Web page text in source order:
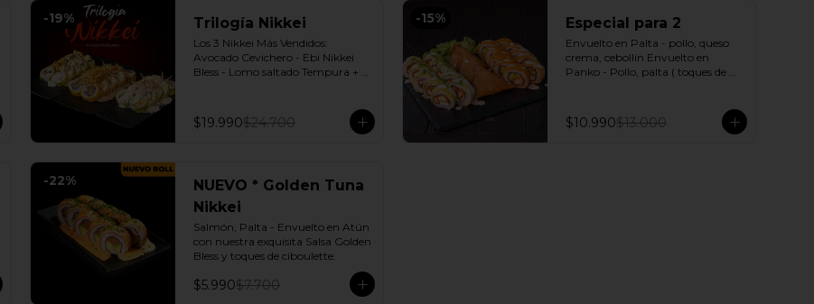
-19% Trilogía Nikkei
Los 3 Nikkei Más Vendidos:
Avocado Cevichero - Ebi Nikkei
Bless - Lomo saltado Tempura + 3
$19.990$24.700
-15% Especial para 2
Envuelto en Palta - pollo, queso
crema, cebollín Envuelto en
Panko - Pollo, palta ( toques de
Agridulce Bless - 2 Salsa soya
$10.990$13.000
-22%
NUEVO * Golden Tuna
Nikkei
Salmón, Palta - Envuelto en Atún
con nuestra exquisita Salsa Golden
Bless y toques de ciboulette.
$5.990$7.700